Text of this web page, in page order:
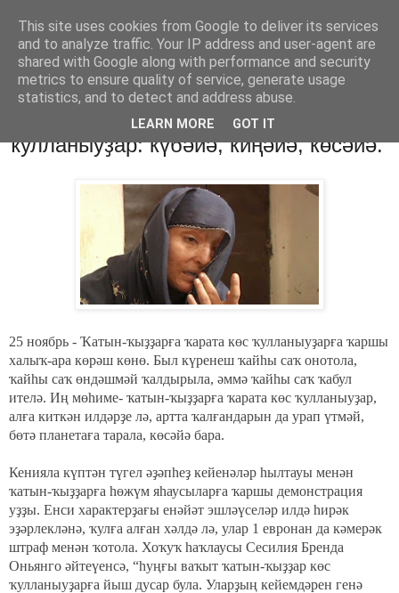
Хәбәрҙәр
среда, 26 ноября 2014 г.
Ҡатын-ҡыҙҙарға ҡарата көс
ҡулланыуҙар: күбәйә, киңәйә, көсәйә.
25 ноябрь - Ҡатын-ҡыҙҙарға ҡарата көс ҡулланыуҙарға ҡаршы
халыҡ-ара көрәш көнө. Был күренеш ҡайһы саҡ онотола,
ҡайһы саҡ өндәшмәй ҡалдырыла, әммә ҡайһы саҡ ҡабул
ителә. Иң мөһиме- ҡатын-ҡыҙҙарға ҡарата көс ҡулланыуҙар,
алға киткән илдәрҙе лә, артта ҡалғандарын да урап үтмәй,
бөтә планетаға тарала, көсәйә бара.
Кенияла күптән түгел әҙәпһеҙ кейенәләр һылтауы менән
ҡатын-ҡыҙҙарға һөжүм яһаусыларға ҡаршы демонстрация
уҙҙы. Енси характерҙағы енәйәт эшләүселәр илдә һирәк
эҙәрлекләнә, ҡулға алған хәлдә лә, улар 1 евронан да кәмерәк
штраф менән ҡотола. Хоҡуҡ һаҡлаусы Сесилия Бренда
Оньянго әйтеүенсә, “һуңғы ваҡыт ҡатын-ҡыҙҙар көс
ҡулланыуҙарға йыш дусар була. Уларҙың кейемдәрен генә
This site uses cookies from Google to deliver its services
and to analyze traffic. Your IP address and user-agent are
shared with Google along with performance and security
metrics to ensure quality of service, generate usage
statistics, and to detect and address abuse.
LEARN MORE GOT IT